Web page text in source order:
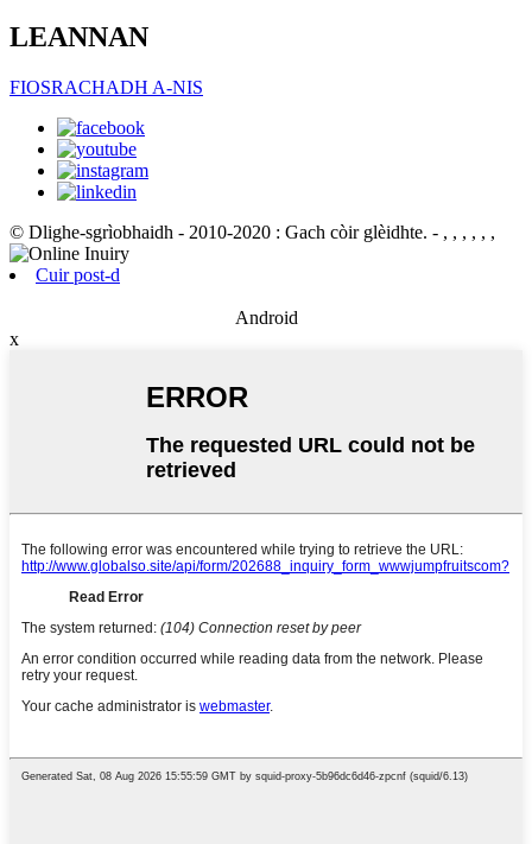
LEANNAN
FIOSRACHADH A-NIS
© Dlighe-sgrìobhaidh - 2010-2020 : Gach còir glèidhte. - , , , , , ,
Cuir post-d
Android
x